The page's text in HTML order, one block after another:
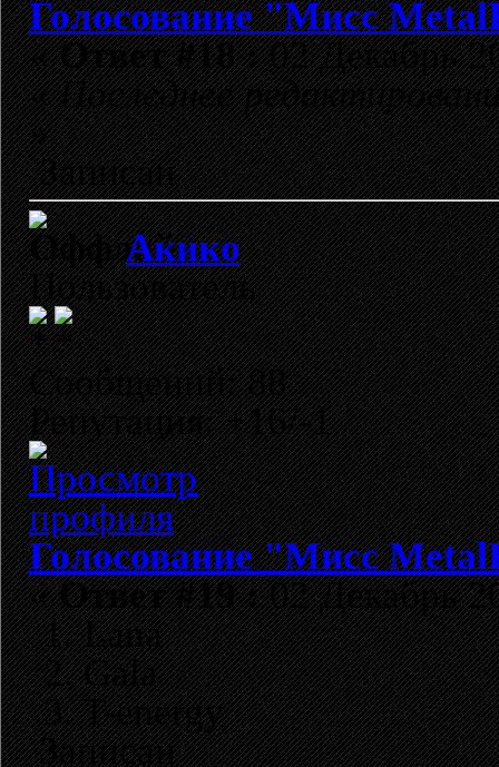
Голосование "Мисс
«Ответ #18 :02 Декабрь
«Последнее
»
Записан
Акико
Пользователь
Сообщений: 88
Репутация: +16/-1
Голосование "Мисс
«Ответ #19 :02 Декабрь
1. Lana
2. Gala
3. T-energy
Записан